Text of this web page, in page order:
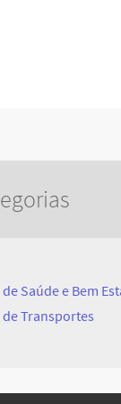
de Saúde e Bem
de Transportes